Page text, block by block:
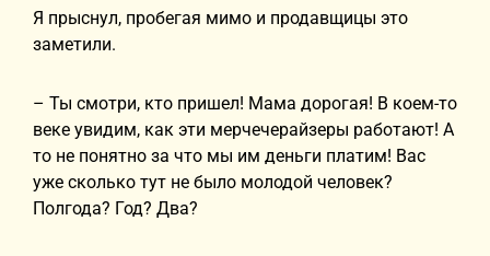
Я прыснул, пробегая мимо и продавщицы это
заметили.
– Ты смотри, кто пришел! Мама дорогая! В коем-то
веке увидим, как эти мерчечерайзеры работают! А
то не понятно за что мы им деньги платим! Вас
уже сколько тут не было молодой человек?
Полгода? Год? Два?